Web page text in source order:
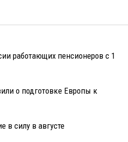
работающих пенсионеров с 1
о подготовке Европы к
в силу в августе